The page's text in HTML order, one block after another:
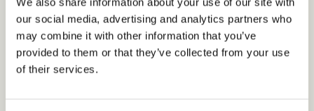
our social media, advertising and analytics partners who
may combine it with other information that you’ve
provided to them or that they’ve collected from your use
of their services.
Tragetasche Michel aus
Lönneberga - Weiß
19.50 EUR
IN DEN WARENKORB
Tragetasche Michel aus
Lönneberga - Beige
19.50 EUR